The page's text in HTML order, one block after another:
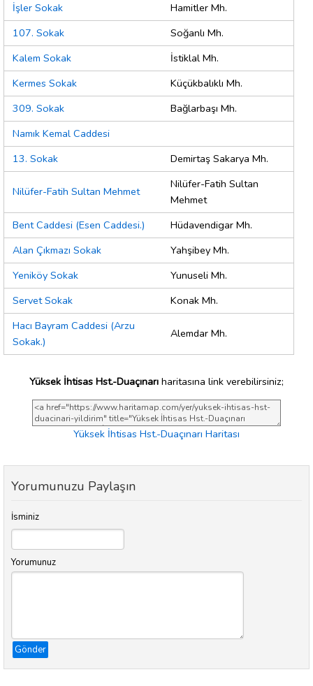
İşler Sokak
Hamitler Mh.
107. Sokak
Soğanlı Mh.
Kalem Sokak
İstiklal Mh.
Kermes Sokak
Küçükbalıklı Mh.
309. Sokak
Bağlarbaşı Mh.
Namık Kemal Caddesi
13. Sokak
Demirtaş Sakarya Mh.
Nilüfer-Fatih Sultan Mehmet
Nilüfer-Fatih Sultan
Mehmet
Bent Caddesi (Esen Caddesi.)
Hüdavendigar Mh.
Alan Çıkmazı Sokak
Yahşibey Mh.
Yeniköy Sokak
Yunuseli Mh.
Servet Sokak
Konak Mh.
Hacı Bayram Caddesi (Arzu
Sokak.)
Alemdar Mh.
Yüksek İhtisas Hst.-Duaçınarı haritasına link verebilirsiniz;
Yüksek İhtisas Hst.-Duaçınarı Haritası
Yorumunuzu Paylaşın
İsminiz
Yorumunuz
Gönder